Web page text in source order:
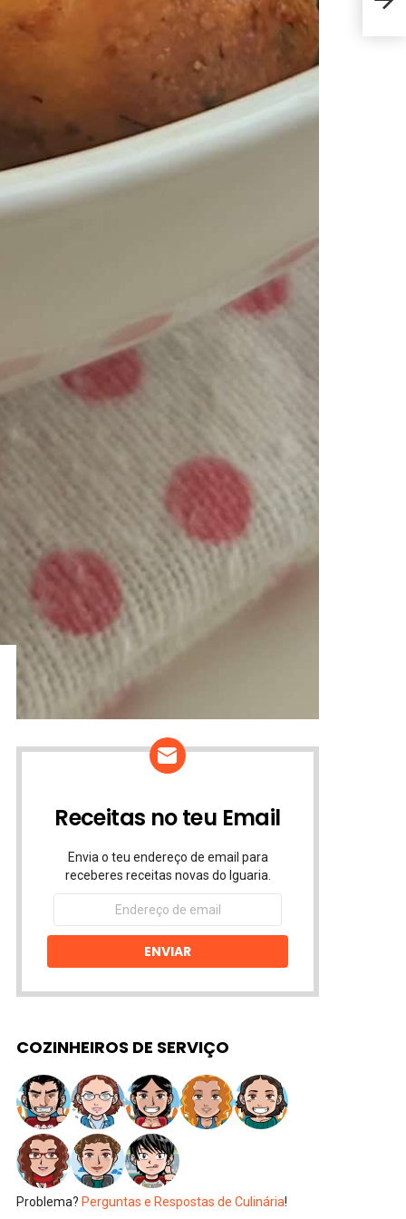
Receitas no teu Email
Envia o teu endereço de email para
receberes receitas novas do Iguaria.
Endereço
email
ENVIAR
COZINHEIROS DE SERVIÇO
Problema? Perguntas e Respostas de Culinária!